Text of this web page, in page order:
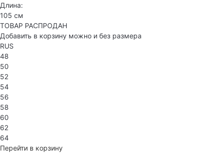
Длина:
105 см
ТОВАР РАСПРОДАН
Добавить в корзину можно и без размера
RUS
48
50
52
54
56
58
60
62
64
Перейти в корзину